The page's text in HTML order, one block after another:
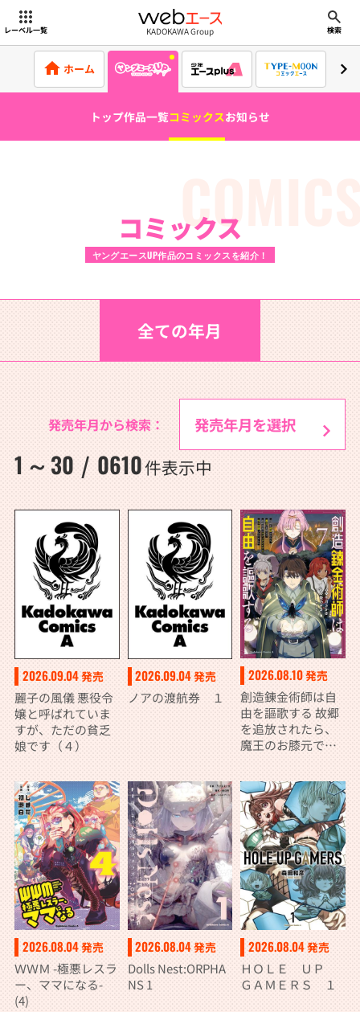
レーベル一覧 webエース
KADOKAWA Group 検索
ホーム
トップ作品一覧コミックスお知らせ
コミックス
ヤングエースUP作品のコミックスを紹介！
全ての年月
1 ～ 30 / 0610件表示中
発売年月から検索：
2026.09.04発売
麗子の風儀 悪役令
嬢と呼ばれていま
すが、ただの貧乏
娘です（４）
2026.09.04発売
ノアの渡航券 １
2026.08.10発売
創造錬金術師は自
由を謳歌する 故郷
を追放されたら、
魔王のお膝元で超
になりました (７)
2026.08.04発売
ＷＷＭ -極悪レスラ
ー、ママになる-
(4)
2026.08.04発売
Dolls Nest:ORPHA
NS 1
2026.08.04発売
ＨＯＬＥ ＵＰ
ＧＡＭＥＲＳ １